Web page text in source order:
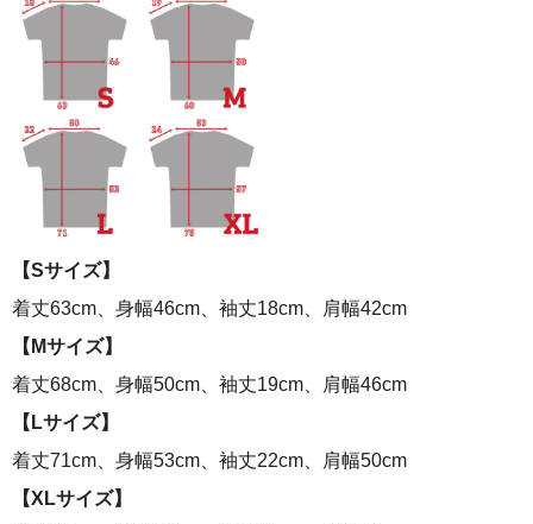
【Sサイズ】
着丈63cm、身幅46cm、袖丈18cm、肩幅42cm
【Mサイズ】
着丈68cm、身幅50cm、袖丈19cm、肩幅46cm
【Lサイズ】
着丈71cm、身幅53cm、袖丈22cm、肩幅50cm
【XLサイズ】